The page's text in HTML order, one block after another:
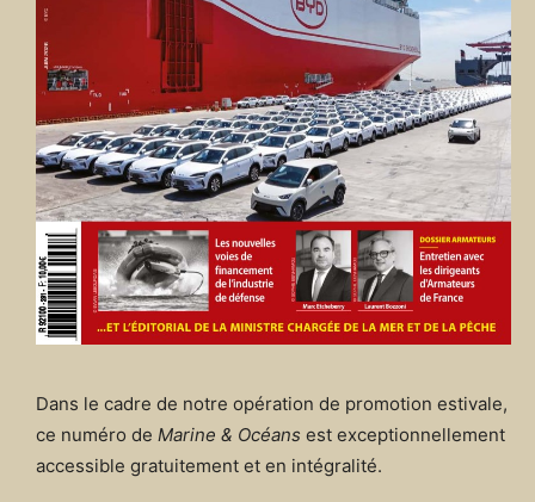
Dans le cadre de notre opération de promotion estivale,
ce numéro de Marine & Océans est exceptionnellement
accessible gratuitement et en intégralité.